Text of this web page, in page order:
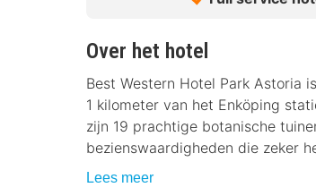
Over het hotel
Best Western Hotel Park Astoria
1 kilometer van het Enköping
zijn 19 prachtige botanische
bezienswaardigheden die zeker
Lees meer